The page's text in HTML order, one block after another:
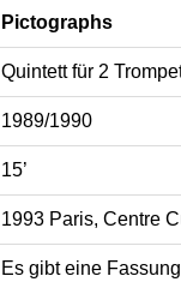
Pictographs
Quintett für 2
1989/1990
15’
1993 Paris, Centre
Es gibt eine